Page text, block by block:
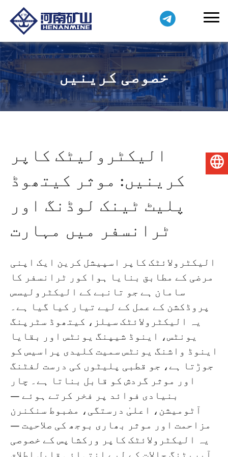
خصوصی کرینیں
الیکٹرولیٹک کاپر
کرینیں: موثر کیتھوڈ
پلیٹ ٹینک لوڈنگ اور
ٹرانسفر میں مہارت
الیکٹرولائٹک کاپر اسپیشل کرین ایک اپنی
مرضی کے مطابق بنایا ہوا کور ٹرانسفر کا
سامان ہے جو تانبے کے الیکٹرولیسس
پروڈکشن کے عمل کے لیے تیار کیا گیا ہے۔
یہ الیکٹرولائٹک سیلز، کیتھوڈ سٹرپنگ
یونٹس، اینوڈ شیپنگ یونٹس اور بقایا
اینوڈ واشنگ یونٹس سمیت کلیدی پراسیس کو
جوڑتا ہے، جو قطبی پلیٹوں کی درست لفٹنگ
اور موثر گردش کو قابل بناتا ہے۔ چار
بنیادی فوائد پر فخر کرتے ہوئے —
آٹومیشن، اعلیٰ درستگی، مضبوط سنکنرن
مزاحمت اور موثر بھاری بوجھ کی صلاحیت —
یہ الیکٹرولائٹک کاپر ورکشاپس کے خصوصی
اردو